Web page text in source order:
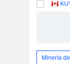
Minería